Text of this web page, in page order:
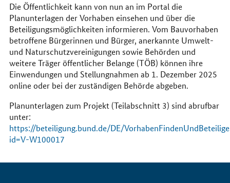
Die Öffentlichkeit kann von nun an im Portal die
Planunterlagen der Vorhaben einsehen und über die
Beteiligungsmöglichkeiten informieren. Vom Bauvorhaben
betroffene Bürgerinnen und Bürger, anerkannte Umwelt-
und Naturschutzvereinigungen sowie Behörden und
weitere Träger öffentlicher Belange (TÖB) können ihre
Einwendungen und Stellungnahmen ab 1. Dezember 2025
online oder bei der zuständigen Behörde abgeben.
Planunterlagen zum Projekt (Teilabschnitt 3) sind abrufbar
unter:
https://beteiligung.bund.de/DE/
id=V-W100017